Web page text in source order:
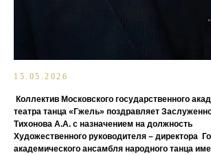
15.05.2026
Коллектив Московского государственного
театра танца «Гжель» поздравляет
Тихонова А.А. с назначением на должность
Художественного руководителя – директора
академического ансамбля народного танца